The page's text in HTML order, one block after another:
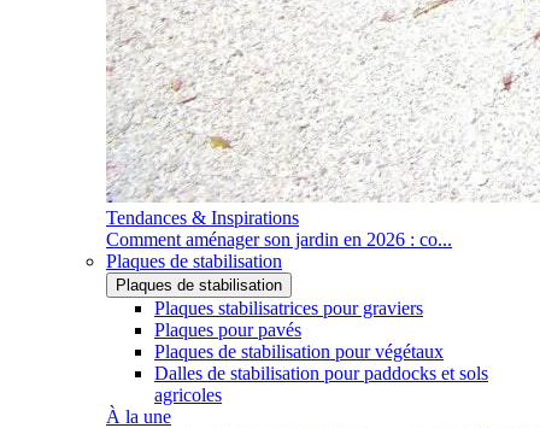
Tendances & Inspirations
Comment aménager son jardin en 2026 : co...
Plaques de stabilisation
Plaques de stabilisation
Plaques stabilisatrices pour graviers
Plaques pour pavés
Plaques de stabilisation pour végétaux
Dalles de stabilisation pour paddocks et sols
agricoles
À la une